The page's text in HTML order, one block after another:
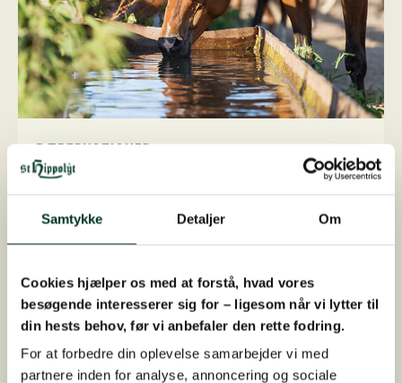
Samtykke Detaljer Om
Cookies hjælper os med at forstå, hvad vores
besøgende interesserer sig for – ligesom når vi lytter til
din hests behov, før vi anbefaler den rette fodring.
For at forbedre din oplevelse samarbejder vi med
partnere inden for analyse, annoncering og sociale
BÆREDYGTIGHED
Bæredygtighed kort fortalt
foderet.
Læs mere